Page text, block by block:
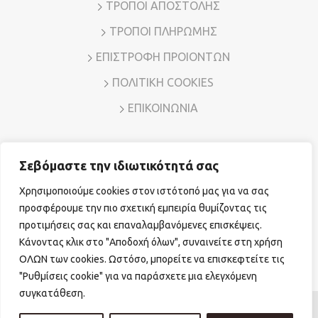
Σεβόμαστε την ιδιωτικότητά σας
Χρησιμοποιούμε cookies στον ιστότοπό μας για να σας
προσφέρουμε την πιο σχετική εμπειρία θυμίζοντας τις
προτιμήσεις σας και επαναλαμβανόμενες επισκέψεις.
Κάνοντας κλικ στο "Αποδοχή όλων", συναινείτε στη χρήση
ΟΛΩΝ των cookies. Ωστόσο, μπορείτε να επισκεφτείτε τις
"Ρυθμίσεις cookie" για να παράσχετε μια ελεγχόμενη
συγκατάθεση.
ΤΡΟΠΟΙ ΑΠΟΣΤΟΛΗΣ
ΤΡΟΠΟΙ ΠΛΗΡΩΜΗΣ
ΕΠΙΣΤΡΟΦΗ ΠΡΟΙΟΝΤΩΝ
ΠΟΛΙΤΙΚΗ COOKIES
ΕΠΙΚΟΙΝΩΝΙΑ
Διεύθυνση: Λ. Μεσογείων 7, Αμπελόκηποι – Αθήνα, Τ.Κ.
Τηλ. Επικοινωνίας:
210 7794780 E-mail: sales@vr-jewels.gr
FacebookInstagram
© Copyright 2026 vr-jewels.gr|Powered by